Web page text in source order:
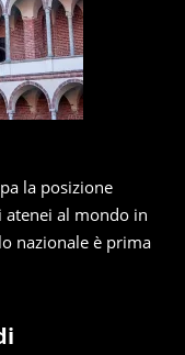
la posizione
al mondo in
nazionale è prima